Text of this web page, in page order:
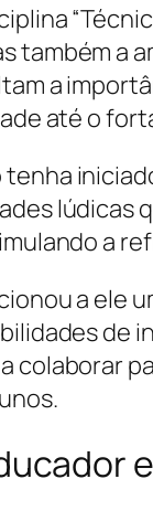
também a
a
até o
tenha
lúdicas
a
a ele
de
colaborar